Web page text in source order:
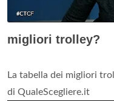
migliori trolley?
La tabella dei migliori
di QualeScegliere.it